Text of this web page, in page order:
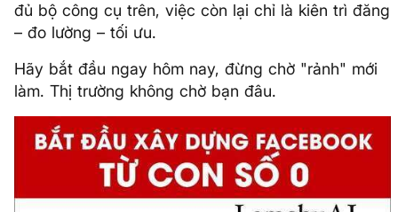
đủ bộ công cụ trên, việc còn lại chỉ là kiên trì đăng
– đo lường – tối ưu.
Hãy bắt đầu ngay hôm nay, đừng chờ "rảnh" mới
làm. Thị trường không chờ bạn đâu.